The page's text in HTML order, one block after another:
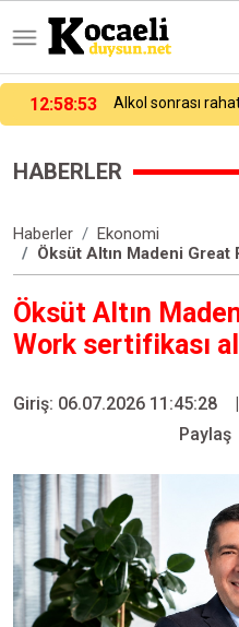
12:58:53 Alkol sonrası
HABERLER
Haberler
Ekonomi
Öksüt Altın Madeni Great
Öksüt Altın
Work sertifikası
Giriş: 06.07.2026 11:45:28 |
Paylaş